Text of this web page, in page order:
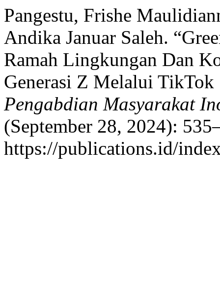
Pangestu, Frishe
Andika Januar Saleh.
Ramah Lingkungan Dan
Generasi Z Melalui
Pengabdian Masyarakat
(September 28, 2024):
https://publications.id/